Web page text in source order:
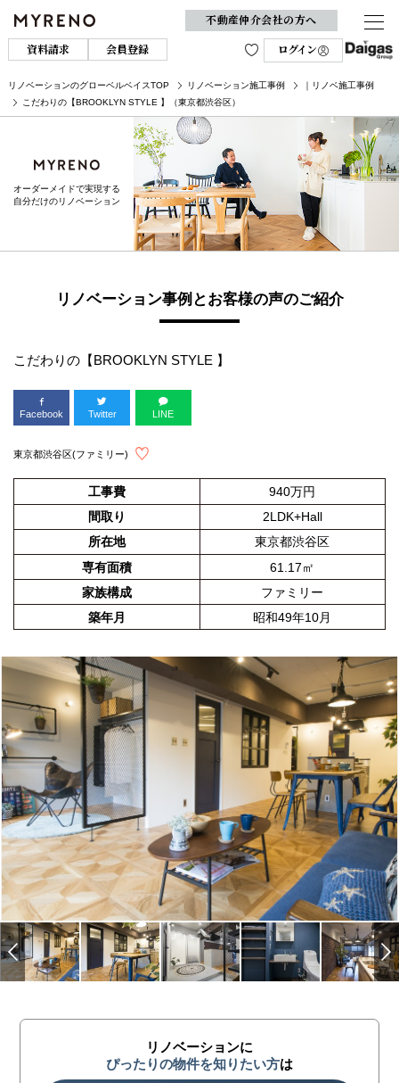
不動産仲介会社の方へ
資料請求
会員登録 ログイン
リノベーションのグローベルベイスTOP リノベーション施工事例
｜リノベ施工事例
こだわりの【BROOKLYN STYLE 】（東京都渋谷区）
オーダーメイドで実現する
自分だけのリノベーション
リノベーション事例とお客様の声のご紹介
こだわりの【BROOKLYN STYLE 】
Facebook Twitter LINE
東京都渋谷区(ファミリー)
工事費
940万円
間取り
2LDK+Hall
所在地
東京都渋谷区
専有面積
61.17㎡
家族構成
ファミリー
築年月
昭和49年10月
リノベーションに
ぴったりの物件を知りたい方は